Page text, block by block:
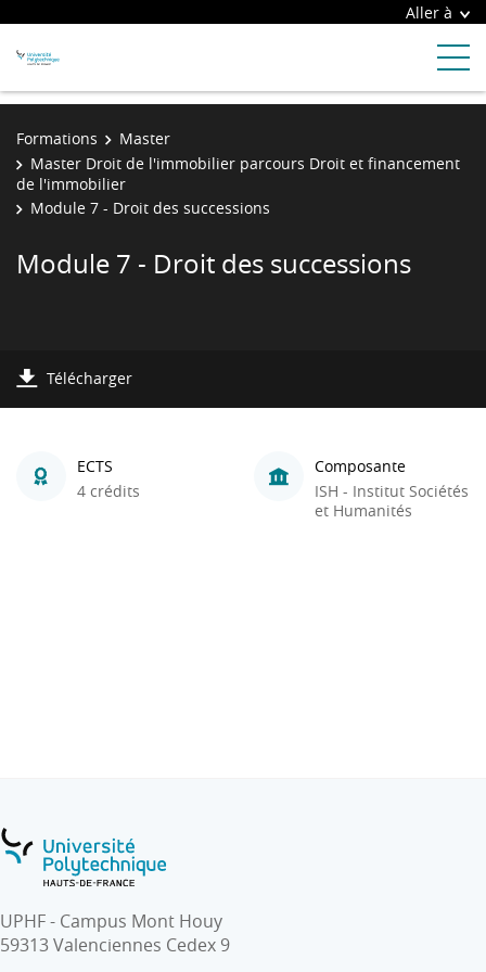
Aller à
Formations
Master
Master Droit de l'immobilier parcours Droit et financement
de l'immobilier
Module 7 - Droit des successions
Module 7 - Droit des successions
Télécharger
ECTS
4 crédits
Composante
ISH - Institut Sociétés
et Humanités
UPHF - Campus Mont Houy
59313 Valenciennes Cedex 9